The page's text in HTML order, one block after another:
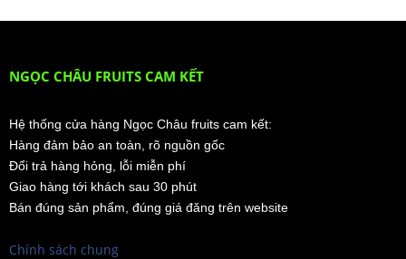
NGỌC CHÂU FRUITS CAM KẾT
Hệ thống cửa hàng Ngọc Châu fruits cam kết:
Hàng đảm bảo an toàn, rõ nguồn gốc
Đổi trả hàng hỏng, lỗi miễn phí
Giao hàng tới khách sau 30 phút
Bán đúng sản phẩm, đúng giá đăng trên website
Chính sách chung